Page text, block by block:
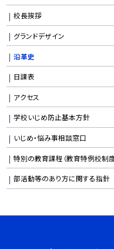
校長挨拶
グランドデザイン
沿革史
日課表
アクセス
学校いじめ防止基本方針
いじめ・悩み事相談窓口
特別の教育課程（教育特例校制度
部活動等のあり方に関する指針